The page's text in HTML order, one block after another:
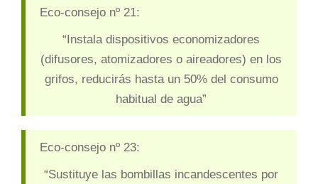
Eco-consejo nº 21:
“Instala dispositivos economizadores
(difusores, atomizadores o aireadores) en los
grifos, reducirás hasta un 50% del consumo
habitual de agua”
Eco-consejo nº 23:
“Sustituye las bombillas incandescentes por